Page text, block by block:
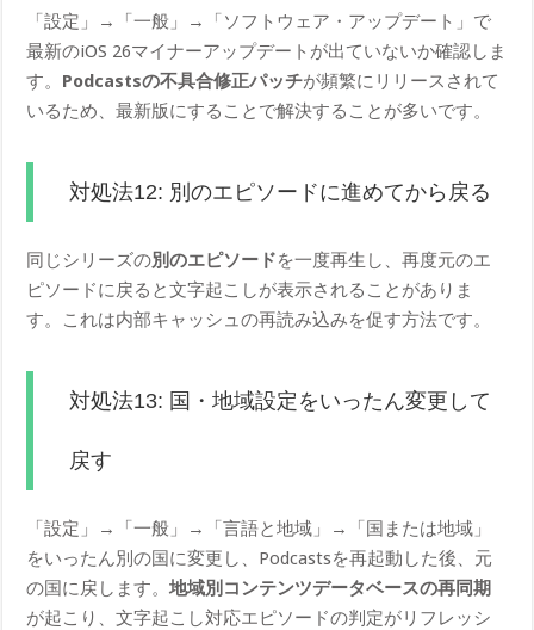
「設定」→「一般」→「ソフトウェア・アップデート」で
最新のiOS 26マイナーアップデートが出ていないか確認しま
す。 Podcastsの不具合修正パッチが頻繁にリリースされて
いるため、最新版にすることで解決することが多いです。
対処法12: 別のエピソードに進めてから戻る
同じシリーズの別のエピソードを一度再生し、再度元のエ
ピソードに戻ると文字起こしが表示されることがありま
す。これは内部キャッシュの再読み込みを促す方法です。
対処法13: 国・地域設定をいったん変更して
戻す
「設定」→「一般」→「言語と地域」→「国または地域」
をいったん別の国に変更し、Podcastsを再起動した後、元
の国に戻します。地域別コンテンツデータベースの再同期
が起こり、文字起こし対応エピソードの判定がリフレッシ